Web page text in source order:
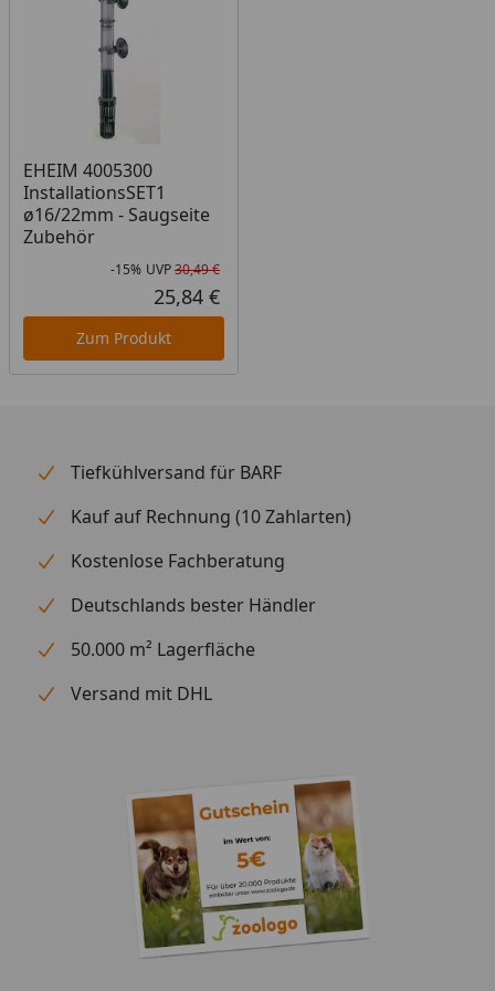
EHEIM 4005300
InstallationsSET1
ø16/22mm - Saugseite
Zubehör
Rabatt in Prozent
-15%
Ursprünglicher Preis
UVP30,49 €
Aktueller Preis
25,84 €
Zum Produkt
Tiefkühlversand für BARF
Kauf auf Rechnung (10 Zahlarten)
Kostenlose Fachberatung
Deutschlands bester Händler
50.000 m² Lagerfläche
Versand mit DHL